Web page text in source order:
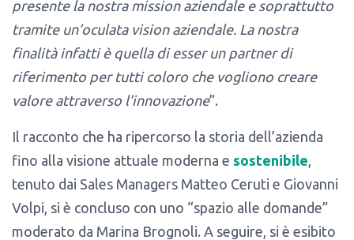
presente la nostra mission aziendale e soprattutto
tramite un’oculata vision aziendale. La nostra
finalità infatti è quella di esser un partner di
riferimento per tutti coloro che vogliono creare
valore attraverso l’innovazione”.
Il racconto che ha ripercorso la storia dell’azienda
fino alla visione attuale moderna e sostenibile
tenuto dai Sales Managers Matteo Ceruti e Giovanni
Volpi, si è concluso con uno “spazio alle domande”
moderato da Marina Brognoli. A seguire, si è esibito